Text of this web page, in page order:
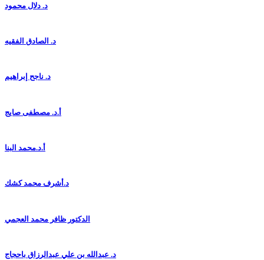
د. دلال محمود
د. الصادق الفقيه
د. ناجح إبراهيم
أ.د. مصطفى صايج
أ.د.محمد البنا
د.أشرف محمد كشك
الدكتور ظافر محمد العجمي
د. عبدالله بن علي عبدالرزاق باحجاج